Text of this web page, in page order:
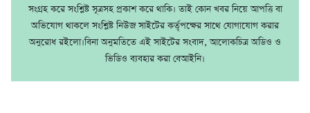
সংগ্রহ করে সংশ্লিষ্ট সূত্রসহ প্রকাশ করে থাকি। তাই কোন খবর নিয়ে আপত্তি বা
অভিযোগ থাকলে সংশ্লিষ্ট নিউজ সাইটের কর্তৃপক্ষের সাথে যোগাযোগ করার
অনুরোধ রইলো।বিনা অনুমতিতে এই সাইটের সংবাদ, আলোকচিত্র অডিও ও
ভিডিও ব্যবহার করা বেআইনি।